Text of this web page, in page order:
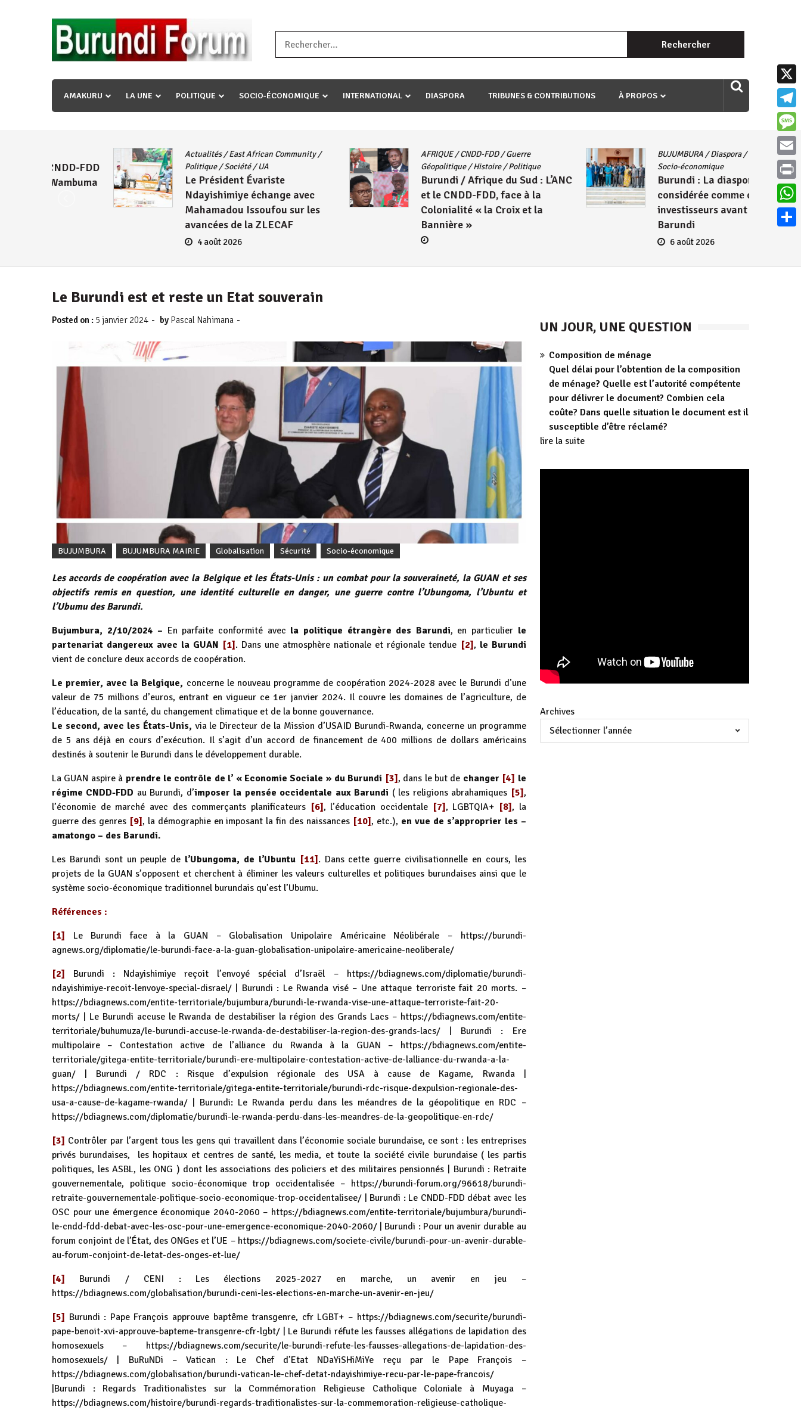
« Ingorane si ugupfa , ingorane ni ugupfa nabi ,gupfa ataco umariye umuryango wawe canke igihugu cakwibarutse .Wewe uri ngaha ndagusigiye iki kibazo : Uriko ukora iki kugira ngo
uzopfire neza umuryango n’igihugu cakwibarutse ? »
Rechercher :
AMAKURU LA UNE POLITIQUE SOCIO-ÉCONOMIQUE INTERNATIONAL DIASPORA TRIBUNES & CONTRIBUTIONS À PROPOS
Actualités/East African Community/
Politique/Société/UA
Le Président Évariste
Ndayishimiye échange avec
Mahamadou Issoufou sur les
avancées de la ZLECAF
AFRIQUE/CNDD-FDD/Guerre
Géopolitique/ Histoire/Politique
Burundi / Afrique du Sud : L’ANC
et le CNDD-FDD, face à la
Colonialité « la Croix et la
BUJUMBURA Diaspora/Présidence/
Socio-économique
Burundi : La diaspora,
considérée comme des
investisseurs avant d’être des
Le Burundi est et reste un Etat souverain
Posted on : 5 janvier 2024 - by Pascal Nahimana -
BUJUMBURA BUJUMBURA MAIRIE Globalisation Sécurité Socio-économique
Les accords de coopération avec la Belgique et les États-Unis : un combat pour la souveraineté, la GUAN et ses
objectifs remis en question, une identité culturelle en danger, une guerre contre l’Ubungoma, l’Ubuntu et
l’Ubumu des Barundi.
Bujumbura, 2/10/2024 – En parfaite conformité avec la politique étrangère des Barundi, en particulier le
partenariat dangereux avec la GUAN [1]. Dans une atmosphère nationale et régionale tendue [2], le Burundi
vient de conclure deux accords de coopération.
Le premier, avec la Belgique, concerne le nouveau programme de coopération 2024-2028 avec le Burundi d’une
valeur de 75 millions d’euros, entrant en vigueur ce 1er janvier 2024. Il couvre les domaines de l’agriculture, de
l’éducation, de la santé, du changement climatique et de la bonne gouvernance.
Le second, avec les États-Unis, via le Directeur de la Mission d’USAID Burundi-Rwanda, concerne un programme
de 5 ans déjà en cours d’exécution. Il s’agit d’un accord de financement de 400 millions de dollars américains
destinés à soutenir le Burundi dans le développement durable.
La GUAN aspire à prendre le contrôle de l’ « Economie Sociale » du Burundi [3], dans le but de changer [4] le
régime CNDD-FDD au Burundi, d’imposer la pensée occidentale aux Barundi ( les religions abrahamiques [5],
l’économie de marché avec des commerçants planificateurs [6], l’éducation occidentale [7], LGBTQIA+ [8], la
guerre des genres [9], la démographie en imposant la fin des naissances [10], etc.), en vue de s’approprier les –
amatongo – des Barundi.
Les Barundi sont un peuple de l’Ubungoma, de l’Ubuntu [11]. Dans cette guerre civilisationnelle en cours, les
projets de la GUAN s’opposent et cherchent à éliminer les valeurs culturelles et politiques burundaises ainsi que le
système socio-économique traditionnel burundais qu’est l’Ubumu.
Références :
[1]
Le Burundi face à la GUAN – Globalisation Unipolaire Américaine Néolibérale – https://burundi-
agnews.org/diplomatie/le-burundi-face-a-la-guan-globalisation-unipolaire-americaine-neoliberale/
[2] Burundi : Ndayishimiye reçoit l’envoyé spécial d’Israël – https://bdiagnews.com/diplomatie/burundi-
ndayishimiye-recoit-lenvoye-special-disrael/ | Burundi : Le Rwanda visé – Une attaque terroriste fait 20 morts. –
https://bdiagnews.com/entite-territoriale/bujumbura/burundi-le-rwanda-vise-une-attaque-terroriste-fait-20-
morts/ | Le Burundi accuse le Rwanda de destabiliser la région des Grands Lacs – https://bdiagnews.com/entite-
territoriale/buhumuza/le-burundi-accuse-le-rwanda-de-destabiliser-la-region-des-grands-lacs/ | Burundi : Ere
multipolaire – Contestation active de l’alliance du Rwanda à la GUAN – https://bdiagnews.com/entite-
territoriale/gitega-entite-territoriale/burundi-ere-multipolaire-contestation-active-de-lalliance-du-rwanda-a-la-
guan/ | Burundi / RDC : Risque d’expulsion régionale des USA à cause de Kagame, Rwanda |
https://bdiagnews.com/entite-territoriale/gitega-entite-territoriale/burundi-rdc-risque-dexpulsion-regionale-des-
usa-a-cause-de-kagame-rwanda/ | Burundi: Le Rwanda perdu dans les méandres de la géopolitique en RDC –
https://bdiagnews.com/diplomatie/burundi-le-rwanda-perdu-dans-les-meandres-de-la-geopolitique-en-rdc/
[3] Contrôler par l’argent tous les gens qui travaillent dans l’économie sociale burundaise, ce sont : les entreprises
privés burundaises, les hopitaux et centres de santé, les media, et toute la société civile burundaise ( les partis
politiques, les ASBL, les ONG ) dont les associations des policiers et des militaires pensionnés | Burundi : Retraite
gouvernementale, politique socio-économique trop occidentalisée – https://burundi-forum.org/96618/burundi-
retraite-gouvernementale-politique-socio-economique-trop-occidentalisee/ | Burundi : Le CNDD-FDD débat avec les
OSC pour une émergence économique 2040-2060 – https://bdiagnews.com/entite-territoriale/bujumbura/burundi-
le-cndd-fdd-debat-avec-les-osc-pour-une-emergence-economique-2040-2060/ | Burundi : Pour un avenir durable au
forum conjoint de l’État, des ONGes et l’UE – https://bdiagnews.com/societe-civile/burundi-pour-un-avenir-durable-
au-forum-conjoint-de-letat-des-onges-et-lue/
[4]
Burundi / CENI : Les élections 2025-2027 en marche, un avenir en jeu –
https://bdiagnews.com/globalisation/burundi-ceni-les-elections-en-marche-un-avenir-en-jeu/
[5] Burundi : Pape François approuve baptême transgenre, cfr LGBT+ – https://bdiagnews.com/securite/burundi-
pape-benoit-xvi-approuve-bapteme-transgenre-cfr-lgbt/ | Le Burundi réfute les fausses allégations de lapidation des
homosexuels – https://bdiagnews.com/securite/le-burundi-refute-les-fausses-allegations-de-lapidation-des-
homosexuels/ | BuRuNDi – Vatican : Le Chef d’Etat NDaYiSHiMiYe reçu par le Pape François –
https://bdiagnews.com/globalisation/burundi-vatican-le-chef-detat-ndayishimiye-recu-par-le-pape-francois/
|Burundi : Regards Traditionalistes sur la Commémoration Religieuse Catholique Coloniale à Muyaga –
https://bdiagnews.com/histoire/burundi-regards-traditionalistes-sur-la-commemoration-religieuse-catholique-
UN JOUR, UNE QUESTION
Composition de ménage
Quel délai pour l’obtention de la composition
de ménage? Quelle est l’autorité compétente
pour délivrer le document? Combien cela
coûte? Dans quelle situation le document est il
susceptible d’être réclamé?
lire la suite
Archives
X
Email
Print